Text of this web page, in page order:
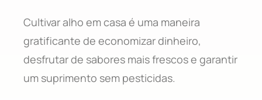
Cultivar alho em casa é uma maneira
gratificante de economizar dinheiro,
desfrutar de sabores mais frescos e garantir
um suprimento sem pesticidas.